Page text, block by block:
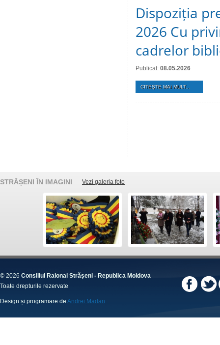
Dispoziția
2026 Cu
cadrelor
Publicat: 08.05.2026
CITEŞTE MAI MULT...
STRĂȘENI ÎN IMAGINI Vezi galeria foto
© 2026 Consiliul Raional Strășeni - Republica Moldova
Toate drepturile rezervate
Design și programare de Andrei Madan